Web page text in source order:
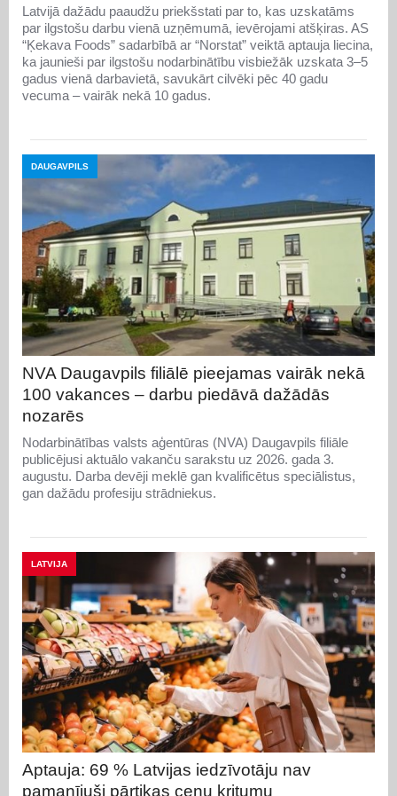
Latvijā dažādu paaudžu priekšstati par to, kas uzskatāms
par ilgstošu darbu vienā uzņēmumā, ievērojami atšķiras. AS
“Ķekava Foods” sadarbībā ar “Norstat” veiktā aptauja liecina,
ka jaunieši par ilgstošu nodarbinātību visbiežāk uzskata 3–5
gadus vienā darbavietā, savukārt cilvēki pēc 40 gadu
vecuma – vairāk nekā 10 gadus.
DAUGAVPILS
NVA Daugavpils filiālē pieejamas vairāk nekā
100 vakances – darbu piedāvā dažādās
nozarēs
Nodarbinātības valsts aģentūras (NVA) Daugavpils filiāle
publicējusi aktuālo vakanču sarakstu uz 2026. gada 3.
augustu. Darba devēji meklē gan kvalificētus speciālistus,
gan dažādu profesiju strādniekus.
LATVIJA
Aptauja: 69 % Latvijas iedzīvotāju nav
pamanījuši pārtikas cenu kritumu